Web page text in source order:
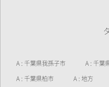
A : 千葉県我孫子市 A : 千葉
A : 千葉県柏市 A : 地方